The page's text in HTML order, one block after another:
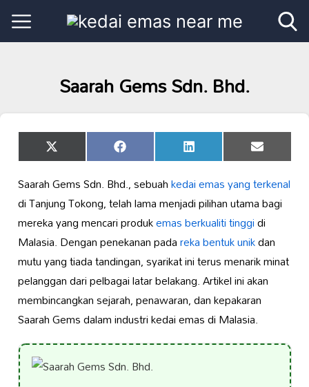
Saarah Gems Sdn. Bhd.
Share
on
X
(Twitter)
Share
on
Facebook Share
on
LinkedIn Share
on
Email
Saarah Gems Sdn. Bhd., sebuahkedai emas yang terkenal
di Tanjung Tokong, telah lama menjadi pilihan utama bagi
mereka yang mencari produkemas berkualiti tinggidi
Malasia. Dengan penekanan padareka bentuk unikdan
mutu yang tiada tandingan, syarikat ini terus menarik minat
pelanggan dari pelbagai latar belakang. Artikel ini akan
membincangkan sejarah, penawaran, dan kepakaran
Saarah Gems dalam industri kedai emas di Malasia.